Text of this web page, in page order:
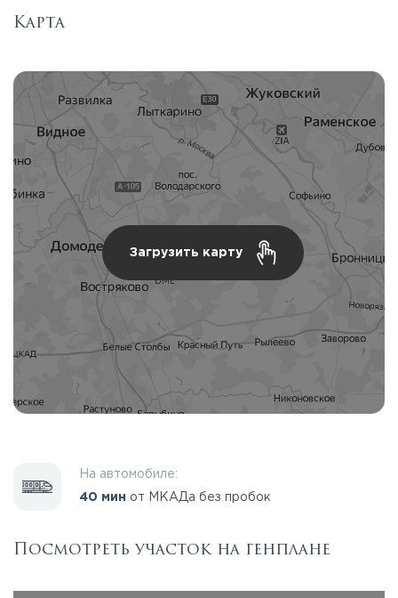
Карта
Загрузить карту
На автомобиле:
40 мин от МКАДа без пробок
Посмотреть участок на генплане